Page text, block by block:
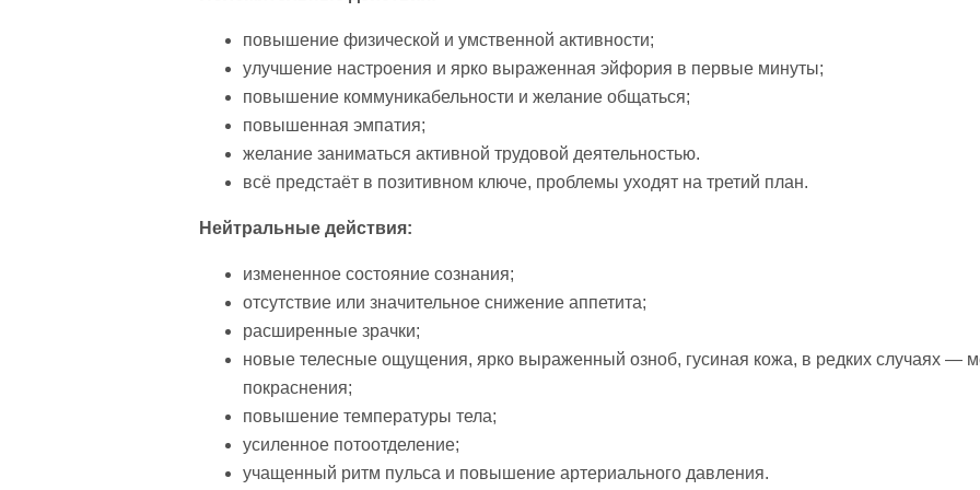
повышение физической и умственной активности;
улучшение настроения и ярко выраженная эйфория в первые минуты;
повышение коммуникабельности и желание общаться;
повышенная эмпатия;
желание заниматься активной трудовой деятельностью.
всё предстаёт в позитивном ключе, проблемы уходят на третий план.
Нейтральные действия:
измененное состояние сознания;
отсутствие или значительное снижение аппетита;
расширенные зрачки;
новые телесные ощущения, ярко выраженный озноб, гусиная кожа, в редких случаях —
покраснения;
повышение температуры тела;
усиленное потоотделение;
учащенный ритм пульса и повышение артериального давления.